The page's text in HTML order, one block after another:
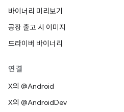
바이너리 미리보기
공장 출고 시 이미지
드라이버 바이너리
연결
X의 @Android
X의 @AndroidDev